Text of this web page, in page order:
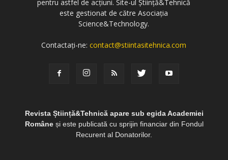
pentru astfel de acțiuni. Site-ul Știință&Tehnică
este gestionat de către Asociația
Science&Technology.
Contactați-ne:contact@stiintasitehnica.com
Revista Știință&Tehnică apare sub egida Academiei
Româneși este publicată cu sprijin financiar din Fondul
Recurent al Donatorilor.